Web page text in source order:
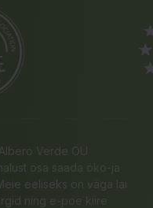
Verde OÜ
osa saada öko-ja
eeliseks on väga lai
ning e-poe kiire